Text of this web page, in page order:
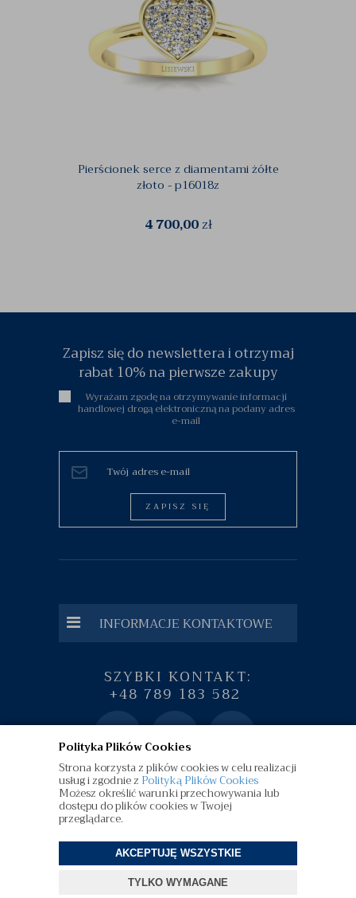
Polityka Plików Cookies
Strona korzysta z plików cookies w celu realizacji
usług i zgodnie z Polityką Plików Cookies
Możesz określić warunki przechowywania lub
dostępu do plików cookies w Twojej
przeglądarce.
AKCEPTUJĘ WSZYSTKIE
TYLKO WYMAGANE
Pierścionek serce z diamentami żółte
złoto - p16018z
4 700,00zł
Zapisz się do newslettera i otrzymaj
rabat 10% na pierwsze zakupy
Wyrażam zgodę na otrzymywanie informacji
handlowej drogą elektroniczną na podany adres
e-mail
ZAPISZ SIĘ
INFORMACJE KONTAKTOWE
SZYBKI KONTAKT:
+48 789 183 582
diamenty.pl | Wszelkie Prawa Zastrzeżone